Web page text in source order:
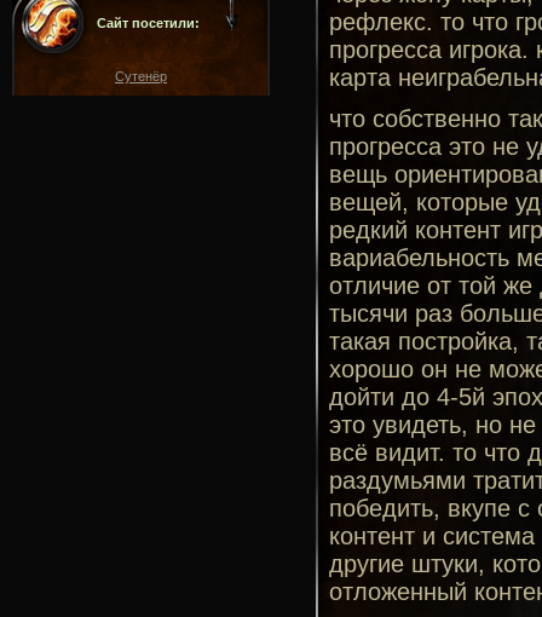
Сайт посетили:
Сутенёр
рефлекс. то что
прогресса
карта
что собственно
прогресса это не
вещь
вещей, которые
редкий контент
вариабельность
отличие от той же
тысячи раз
такая постройка,
хорошо он не
дойти до 4-5й
это увидеть, но
всё видит. то что
раздумьями
победить, вкупе
контент и
другие штуки,
отложенный